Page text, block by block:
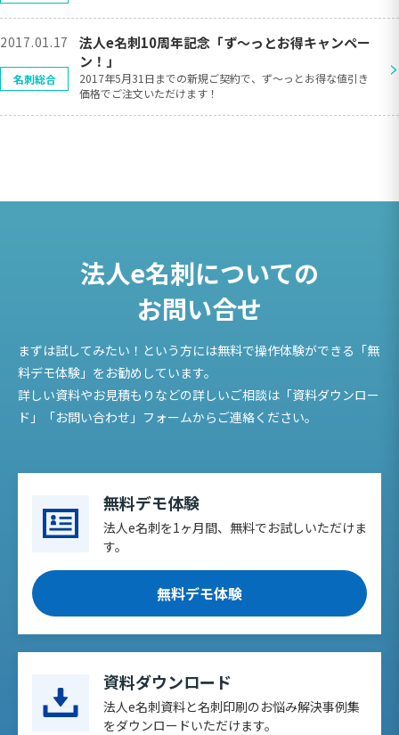
2017.01.17
法人e名刺10周年記念「ず〜っとお得キャンペー
ン！」
2017年5月31日までの新規ご契約で、ず〜っとお得な値引き
価格でご注文いただけます！
>
名刺総合
法人e名刺についての
お問い合せ
まずは試してみたい！という方には無料で操作体験ができる「無
料デモ体験」をお勧めしています。
詳しい資料やお見積もりなどの詳しいご相談は「資料ダウンロー
ド」「お問い合わせ」フォームからご連絡ください。
無料デモ体験
法人e名刺を1ヶ月間、無料でお試しいただけま
す。
無料デモ体験
資料ダウンロード
法人e名刺資料と名刺印刷のお悩み解決事例集
をダウンロードいただけます。